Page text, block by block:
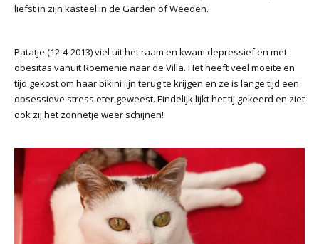
liefst in zijn kasteel in de Garden of Weeden.
Patatje (12-4-2013) viel uit het raam en kwam depressief en met
obesitas vanuit Roemenië naar de Villa. Het heeft veel moeite en
tijd gekost om haar bikini lijn terug te krijgen en ze is lange tijd een
obsessieve stress eter geweest. Eindelijk lijkt het tij gekeerd en ziet
ook zij het zonnetje weer schijnen!